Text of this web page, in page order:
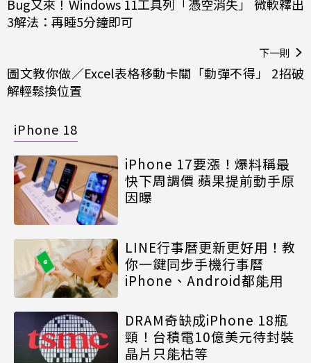
Bug又來！Windows 11工具列「憑空消失」 微軟釋出
3解法：再睡5分鐘即可
下一則
圖文教你做／Excel表格移動卡關「動彈不得」 2招破
解輕鬆換位置
iPhone 18
iPhone 17要漲！爆料稱最
快下周調價 蘋果提前動手原
因曝
LINE行事曆更新更好用！教
你一鍵同步手機行事曆
iPhone、Android都能用
DRAM奇缺成iPhone 18瓶
頸！台積電10億美元待封裝
晶片只能枯等